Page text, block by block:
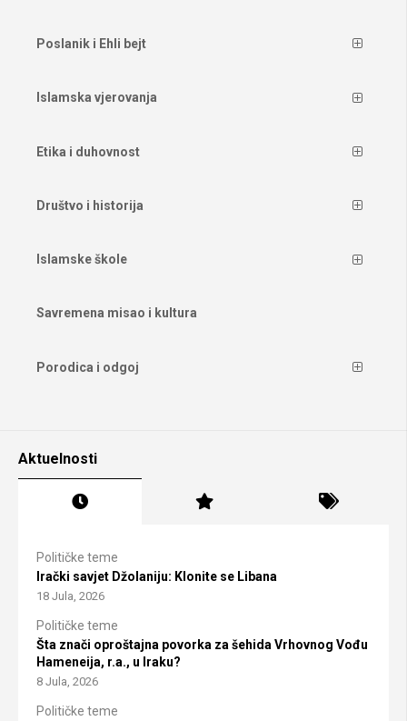
Poslanik i Ehli bejt
Islamska vjerovanja
Etika i duhovnost
Društvo i historija
Islamske škole
Savremena misao i kultura
Porodica i odgoj
Aktuelnosti
Političke teme
Irački savjet Džolaniju: Klonite se Libana
18 Jula, 2026
Političke teme
Šta znači oproštajna povorka za šehida Vrhovnog Vođu
Hameneija, r.a., u Iraku?
8 Jula, 2026
Političke teme